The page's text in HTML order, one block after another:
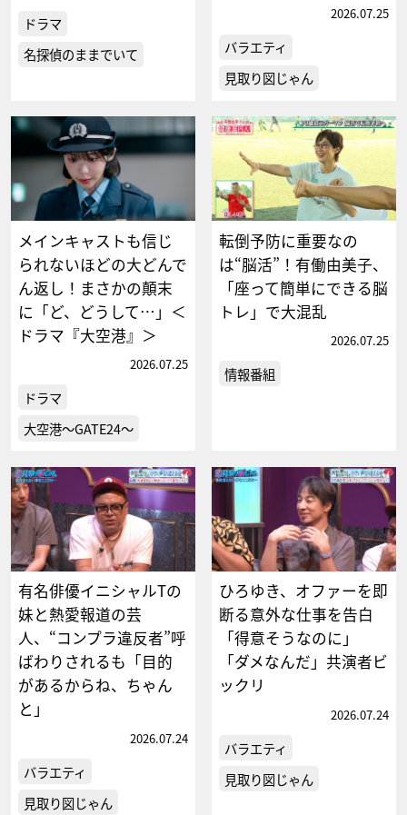
ドラマ
名探偵のままでいて
2026.07.25
バラエティ
見取り図じゃん
メインキャストも信じ
られないほどの大どんで
ん返し！まさかの顛末
に「ど、どうして…」＜
ドラマ『大空港』＞
2026.07.25
ドラマ
大空港～GATE24～
転倒予防に重要なの
は“脳活”！有働由美子、
「座って簡単にできる脳
トレ」で大混乱
2026.07.25
情報番組
有名俳優イニシャルTの
妹と熱愛報道の芸
人、“コンプラ違反者”呼
ばわりされるも「目的
があるからね、ちゃん
と」
2026.07.24
バラエティ
見取り図じゃん
ひろゆき、オファーを即
断る意外な仕事を告白
「得意そうなのに」
「ダメなんだ」共演者ビ
ックリ
2026.07.24
バラエティ
見取り図じゃん